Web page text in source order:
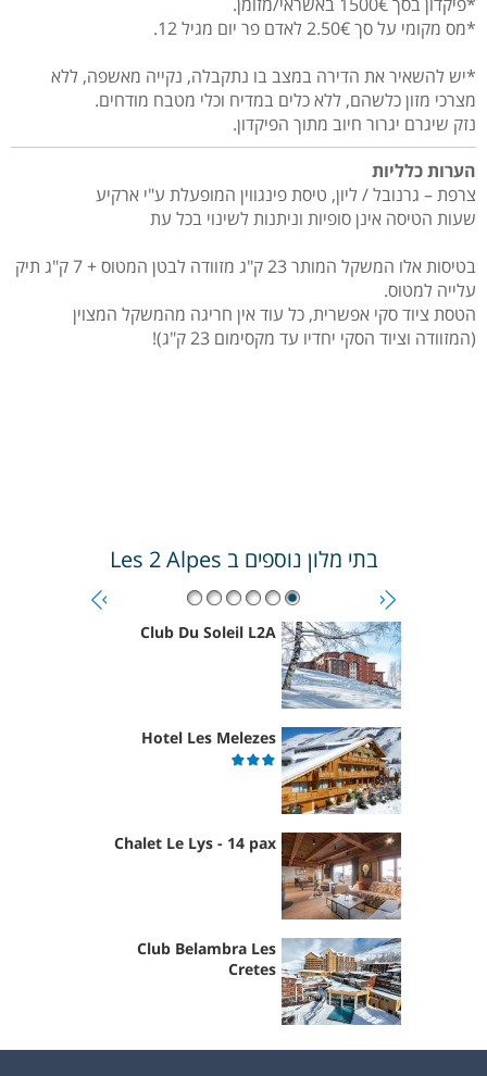
*מס מקומי על סך 2.50€ לאדם פר יום מגיל 12.
*יש להשאיר את הדירה במצב בו נתקבלה, נקייה מאשפה, ללא
מצרכי מזון כלשהם, ללא כלים במדיח וכלי מטבח מודחים.
נזק שיגרם יגרור חיוב מתוך הפיקדון.
הערות כלליות
צרפת – גרנובל / ליון, טיסת פינגווין המופעלת ע"י ארקיע
שעות הטיסה אינן סופיות וניתנות לשינוי בכל עת
בטיסות אלו המשקל המותר 23 ק"ג מזוודה לבטן המטוס + 7 ק"ג תיק
עלייה למטוס.
הטסת ציוד סקי אפשרית, כל עוד אין חריגה מהמשקל המצוין
(המזוודה וציוד הסקי יחדיו עד מקסימום 23 ק"ג)!
בתי מלון נוספים ב Les 2 Alpes
Club Du Soleil L2A
Hotel Les Melezes
Chalet Le Lys - 14 pax
Club Belambra Les
Cretes